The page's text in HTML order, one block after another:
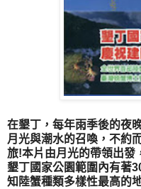
在墾丁，每年雨季後的夜
月光與潮水的召喚，不約
旅!本片由月光的帶領出發
墾丁國家公園範圍內有著
知陸蟹種類多樣性最高的